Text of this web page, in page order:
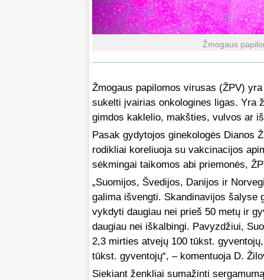
Žmogaus
Žmogaus papilomos virusas (ŽPV)
sukelti įvairias onkologines ligas. Yra
gimdos kaklelio, makšties, vulvos ar
Pasak gydytojos ginekologės Dianos
rodikliai koreliuoja su vakcinacijos
sėkmingai taikomos abi priemonės,
„Suomijos, Švedijos, Danijos ir
galima išvengti. Skandinavijos šalyse
vykdyti daugiau nei prieš 50 metų ir
daugiau nei iškalbingi. Pavyzdžiui,
2,3 mirties atvejų 100 tūkst.
tūkst. gyventojų“, – komentuoja D.
Siekiant ženkliai sumažinti